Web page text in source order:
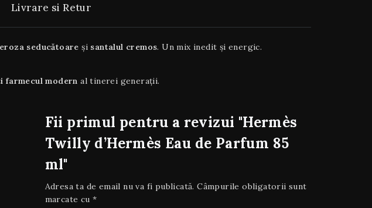
Livrare si Retur
seducătoare și santalul cremos. Un mix inedit și energic.
farmecul modern al tinerei generații.
Fii primul pentru a revizui "Hermès
Twilly d’Hermès Eau de Parfum 85
ml"
Adresa ta de email nu va fi publicată. Câmpurile obligatorii sunt
marcate cu *